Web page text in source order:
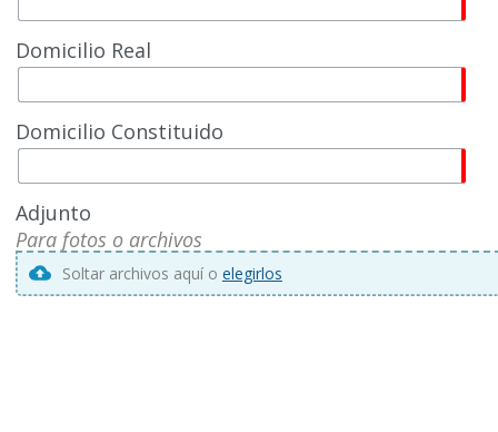
Domicilio Real
Domicilio Constituido
Adjunto
Para fotos o archivos
Soltar archivos aquí o elegirlos